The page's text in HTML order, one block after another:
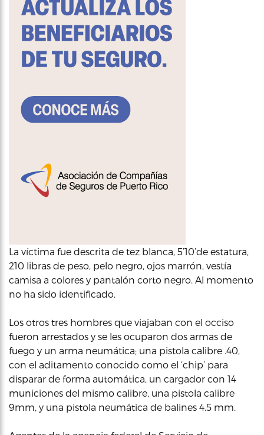
La víctima fue descrita de tez blanca, 5’10’de estatura,
210 libras de peso, pelo negro, ojos marrón, vestía
camisa a colores y pantalón corto negro. Al momento
no ha sido identificado.
Los otros tres hombres que viajaban con el occiso
fueron arrestados y se les ocuparon dos armas de
fuego y un arma neumática; una pistola calibre .40,
con el aditamento conocido como el ‘chip’ para
disparar de forma automática, un cargador con 14
municiones del mismo calibre, una pistola calibre
9mm, y una pistola neumática de balines 4.5 mm.